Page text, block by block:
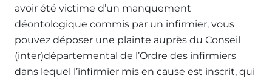
avoir été victime d’un manquement
déontologique commis par un infirmier, vous
pouvez déposer une plainte auprès du Conseil
(inter)départemental de l’Ordre des infirmiers
dans lequel l’infirmier mis en cause est inscrit, qui